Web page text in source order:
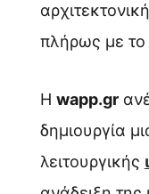
πλήρως με το
Η wapp.gr
δημιουργία
λειτουργικής